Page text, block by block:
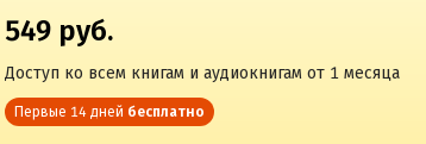
549 руб.
Доступ ко всем книгам и аудиокнигам от 1 месяца
Первые 14 дней бесплатно